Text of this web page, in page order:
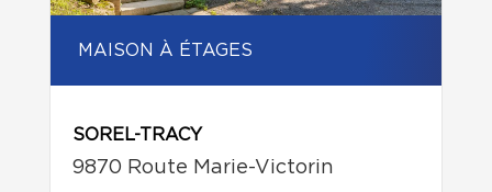
MAISON À ÉTAGES
SOREL-TRACY
9870 Route Marie-Victorin